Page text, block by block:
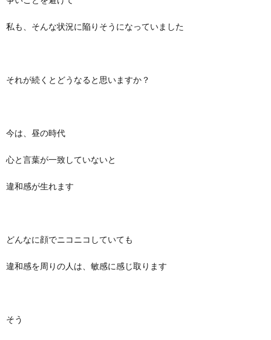
私も、そんな状況に陥りそうになっていました
それが続くとどうなると思いますか？
今は、昼の時代
心と言葉が一致していないと
違和感が生れます
どんなに顔でニコニコしていても
違和感を周りの人は、敏感に感じ取ります
そう